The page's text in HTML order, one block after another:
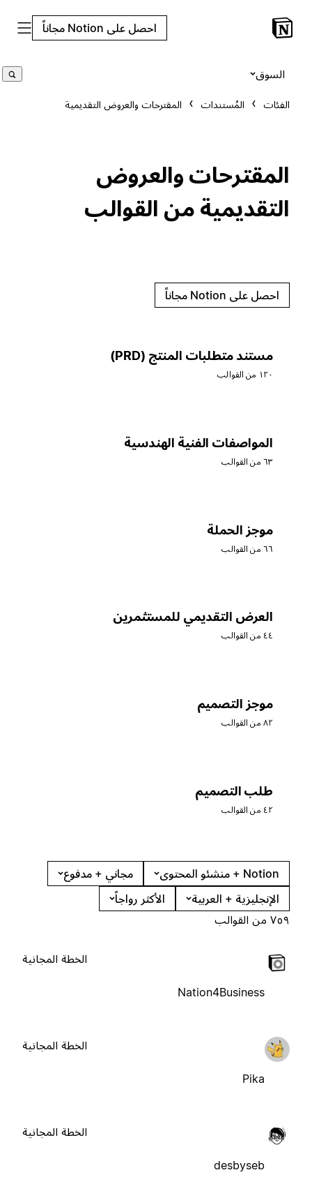
احصل على Notion مجاناً
السوق
الفئات المُستندات المقترحات والعروض التقديمية
المقترحات والعروض
التقديمية من القوالب
احصل على Notion مجاناً
مستند متطلبات المنتج (PRD)
١٢٠ من القوالب
المواصفات الفنية الهندسية
٦٣ من القوالب
موجز الحملة
٦٦ من القوالب
العرض التقديمي للمستثمرين
٤٤ من القوالب
موجز التصميم
٨٢ من القوالب
طلب التصميم
٤٢ من القوالب
Notion + منشئو المحتوى
مجاني + مدفوع
الإنجليزية + العربية
الأكثر رواجاً
٧٥٩ من القوالب
Nation4Business
الخطة المجانية
Pika
الخطة المجانية
desbyseb
الخطة المجانية